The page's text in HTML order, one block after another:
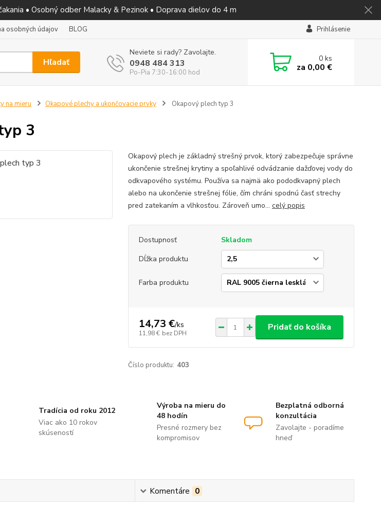
• Osobný odber Malacky & Pezinok • Doprava dielov do 4 m
osobných údajov BLOG Prihlásenie
Hľadať
Neviete si rady? Zavolajte.
0948 484 313
Po-Pia 7:30-16:00 hod
0ks
za 0,00 €
na mieru Okapové plechy a ukončovacie prvky Okapový plech typ 3
3
Okapový plech je základný strešný prvok, ktorý zabezpečuje správne
ukončenie strešnej krytiny a spoľahlivé odvádzanie dažďovej vody do
odkvapového systému. Používa sa najmä ako pododkvapný plech
alebo na ukončenie strešnej fólie, čím chráni spodnú časť strechy
pred zatekaním a vlhkosťou. Zároveň umo... celý popis
Dostupnosť
Skladom
Dĺžka produktu
Farba produktu
14,73 €/ks
11,98 € bez DPH
Pridať do košíka
Číslo produktu: 403
Tradícia od roku 2012
Viac ako 10 rokov
skúseností
Výroba na mieru do
48 hodín
Presné rozmery bez
kompromisov
Bezplatná odborná
konzultácia
Zavolajte - poradíme
hneď
Komentáre 0